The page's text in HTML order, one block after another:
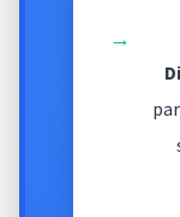
→